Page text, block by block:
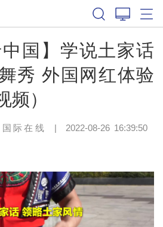
中国】学说土家话
秀 外国网红体验
频）
际在线 | 2022-08-26 16:39:50